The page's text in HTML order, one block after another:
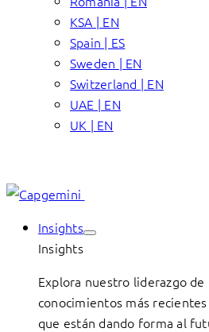
KSA | EN
Spain | ES
Sweden | EN
Switzerland | EN
UAE | EN
UK | EN
Insights
Insights
Explora nuestro liderazgo
conocimientos más
que están dando forma al